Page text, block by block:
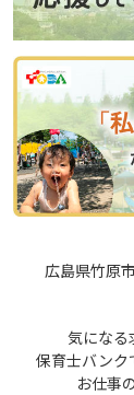
広島県竹原
気になる
保育士バンク
お仕事